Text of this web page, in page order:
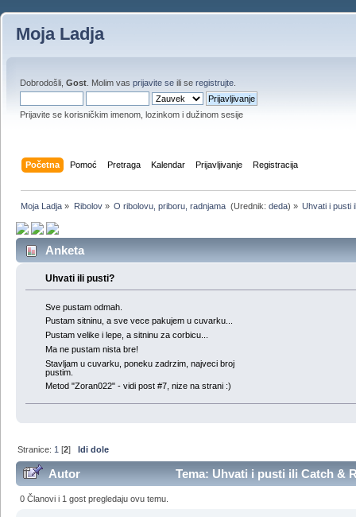
Moja Ladja
Dobrodošli, Gost . Molim vas prijavite se ili se registrujte
Prijavite se korisničkim imenom, lozinkom i dužinom sesije
Početna Pomoć Pretraga Kalendar Prijavljivanje Registracija
Moja Ladja » Ribolov» O ribolovu, priboru, radnjama (Urednik: deda) » Uhvati i pusti
Anketa
Uhvati ili pusti?
Sve pustam odmah.
Pustam sitninu, a sve vece pakujem u cuvarku...
Pustam velike i lepe, a sitninu za corbicu...
Ma ne pustam nista bre!
Stavljam u cuvarku, poneku zadrzim, najveci broj
pustim.
Metod "Zoran022" - vidi post #7, nize na strani :)
Stranice: 1 [2]Idi dole
Autor Tema: Uhvati i pusti ili Catch &
0 Članovi i 1 gost pregledaju ovu temu.